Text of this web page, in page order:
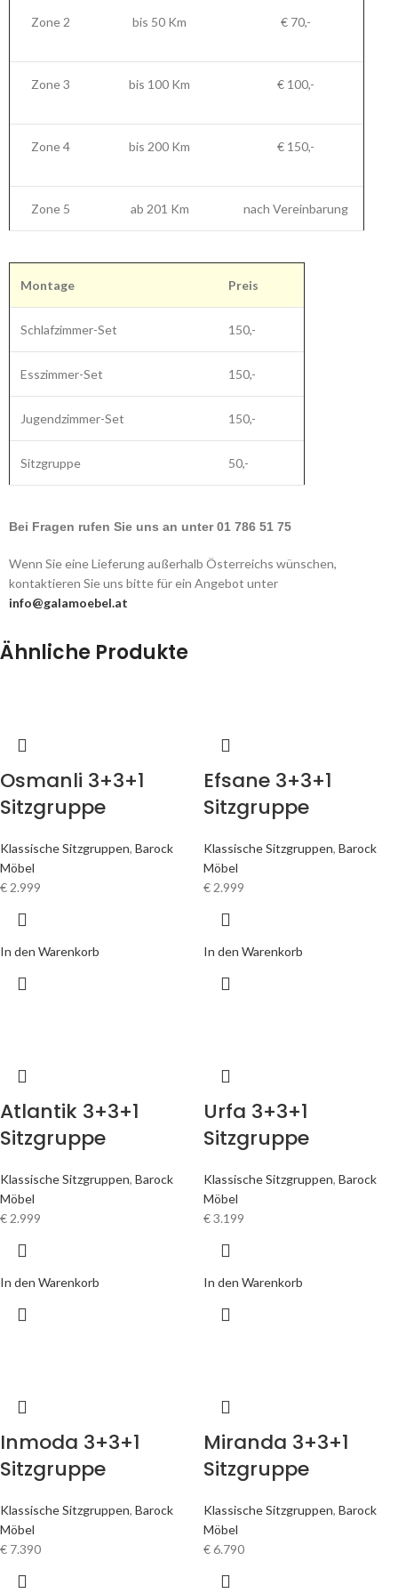
Zone 2 bis 50 Km € 70,-
Zone 3 bis 100 Km € 100,-
Zone 4 bis 200 Km € 150,-
Zone 5 ab 201 Km nach Vereinbarung
Montage Preis
Schlafzimmer-Set 150,-
Esszimmer-Set 150,-
Jugendzimmer-Set 150,-
Sitzgruppe 50,-
Bei Fragen rufen Sie uns an unter 01 786 51 75
Wenn Sie eine Lieferung außerhalb Österreichs wünschen,
kontaktieren Sie uns bitte für ein Angebot unter
info@galamoebel.at
Ähnliche Produkte
Osmanli 3+3+1
Sitzgruppe
Klassische Sitzgruppen, Barock
Möbel
€2.999
In den Warenkorb
Efsane 3+3+1
Sitzgruppe
Klassische Sitzgruppen, Barock
Möbel
€2.999
In den Warenkorb
Atlantik 3+3+1
Sitzgruppe
Klassische Sitzgruppen, Barock
Möbel
€2.999
In den Warenkorb
Urfa 3+3+1
Sitzgruppe
Klassische Sitzgruppen, Barock
Möbel
€3.199
In den Warenkorb
Inmoda 3+3+1
Sitzgruppe
Klassische Sitzgruppen, Barock
Möbel
€ 7.390
Miranda 3+3+1
Sitzgruppe
Klassische Sitzgruppen, Barock
Möbel
€6.790